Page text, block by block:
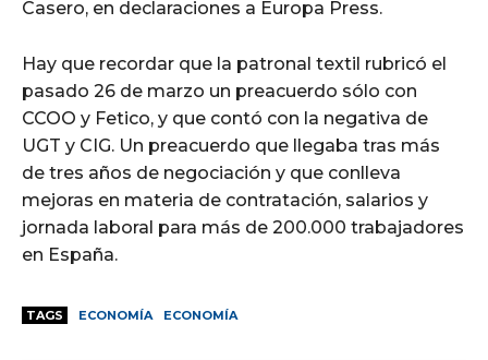
Casero, en declaraciones a Europa Press.
Hay que recordar que la patronal textil rubricó el
pasado 26 de marzo un preacuerdo sólo con
CCOO y Fetico, y que contó con la negativa de
UGT y CIG. Un preacuerdo que llegaba tras más
de tres años de negociación y que conlleva
mejoras en materia de contratación, salarios y
jornada laboral para más de 200.000 trabajadores
en España.
TAGS ECONOMÍA ECONOMÍA